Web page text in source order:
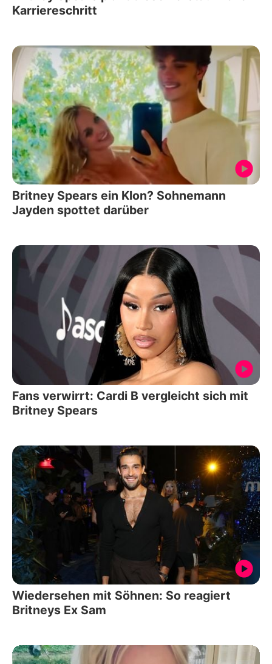
Karriereschritt
Britney Spears ein Klon? Sohnemann
Jayden spottet darüber
Fans verwirrt: Cardi B vergleicht sich mit
Britney Spears
Wiedersehen mit Söhnen: So reagiert
Britneys Ex Sam